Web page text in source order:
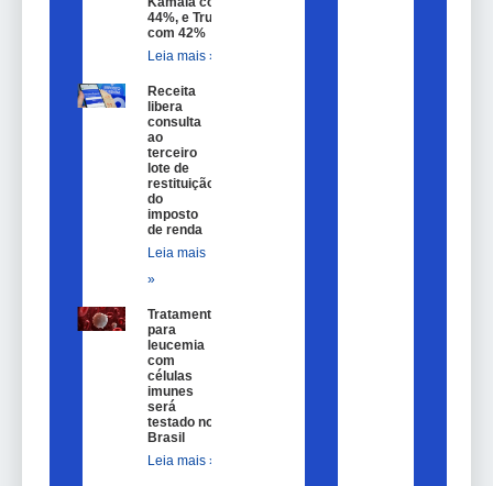
44%, e Trump
com 42%
Leia mais »
Receita
libera
consulta
ao
terceiro
lote de
restituição
do
imposto
de renda
Leia mais
»
Tratamento
para
leucemia
com
células
imunes
será
testado no
Brasil
Leia mais »